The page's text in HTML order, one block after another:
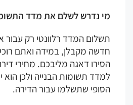
נדרש לשלם את מדד התשומות?
המדד רלוונטי רק עבור אלו
מקבלן, במידה ואתם רוכשים
דאגה מליבכם. מחירי דירה
תשומות הבנייה ולכן הוא ישפיע
שתשלמו עבור הדירה.